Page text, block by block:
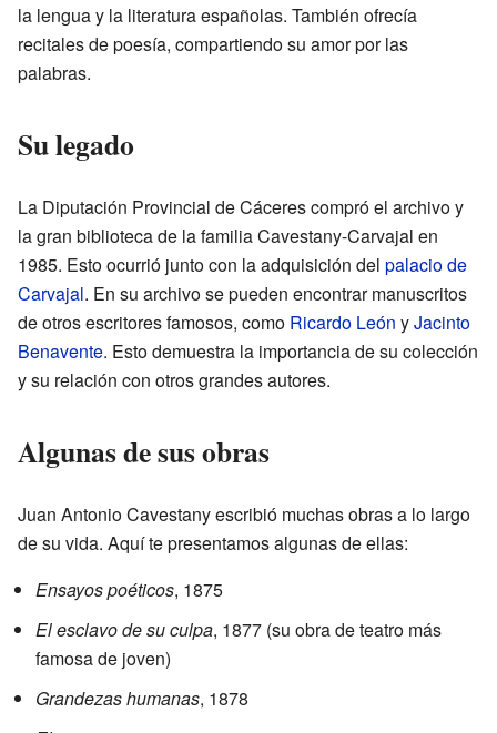
la lengua y la literatura españolas. También ofrecía
recitales de poesía, compartiendo su amor por las
palabras.
Su legado
La Diputación Provincial de Cáceres compró el archivo y
la gran biblioteca de la familia Cavestany-Carvajal en
1985. Esto ocurrió junto con la adquisición del palacio de
Carvajal. En su archivo se pueden encontrar manuscritos
de otros escritores famosos, como Ricardo León yJacinto
Benavente. Esto demuestra la importancia de su colección
y su relación con otros grandes autores.
Algunas de sus obras
Juan Antonio Cavestany escribió muchas obras a lo largo
de su vida. Aquí te presentamos algunas de ellas:
Ensayos poéticos, 1875
El esclavo de su culpa, 1877 (su obra de teatro más
famosa de joven)
Grandezas humanas, 1878